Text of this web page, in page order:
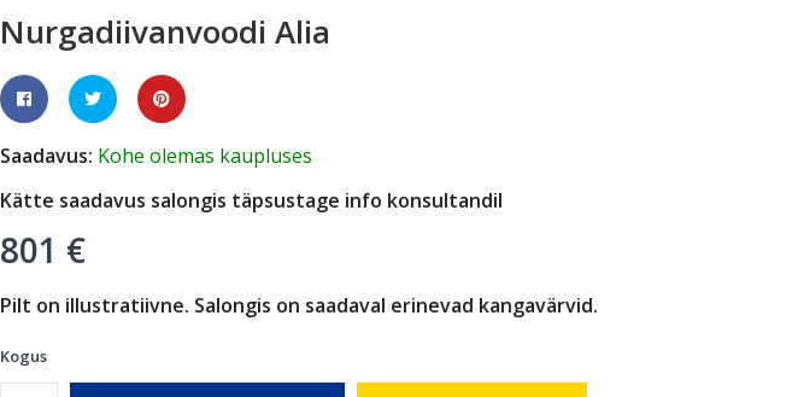
Nurgadiivanvoodi Alia
Saadavus: Kohe olemas kaupluses
Kätte saadavus salongis täpsustage info konsultandil
801 €
Pilt on illustratiivne. Salongis on saadaval erinevad kangavärvid.
Kogus